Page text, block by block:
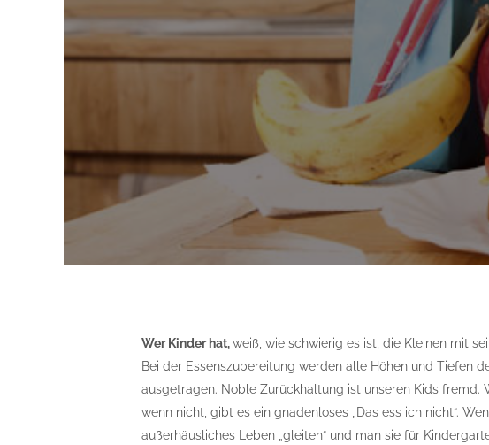
Wer Kinder hat,weiß, wie schwierig es ist, die Kleinen mit
Bei der Essenszubereitung werden alle Höhen und Tiefen
ausgetragen. Noble Zurückhaltung ist unseren Kids fremd.
wenn nicht, gibt es ein gnadenloses „Das ess ich nicht“.
außerhäusliches Leben „gleiten“ und man sie für